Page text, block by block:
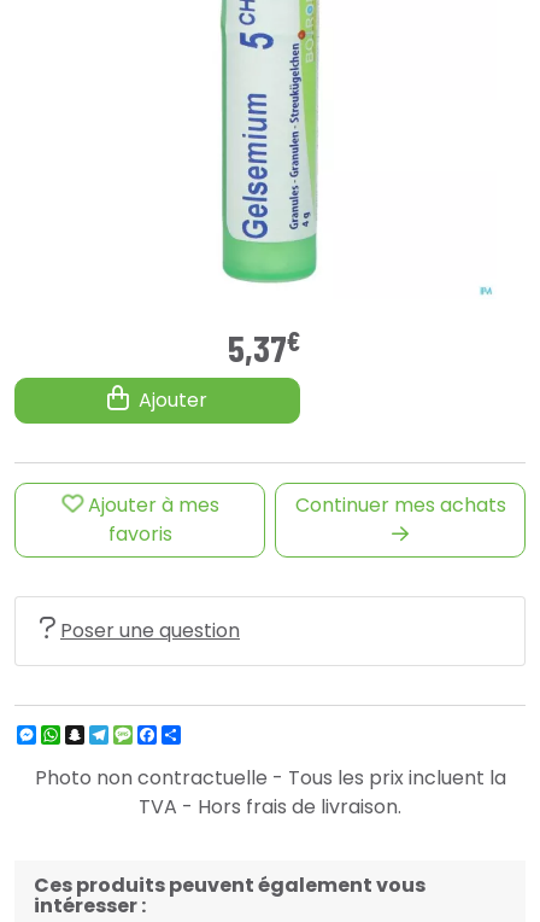
5,37€
Ajouter
Ajouter à mes
favoris
Continuer mes achats
Poser une question
Messenger
WhatsApp
Snapchat
Telegram
Message
Facebook
Photo non contractuelle - Tous les prix incluent la
TVA - Hors frais de livraison.
Ces produits peuvent également vous
intéresser :